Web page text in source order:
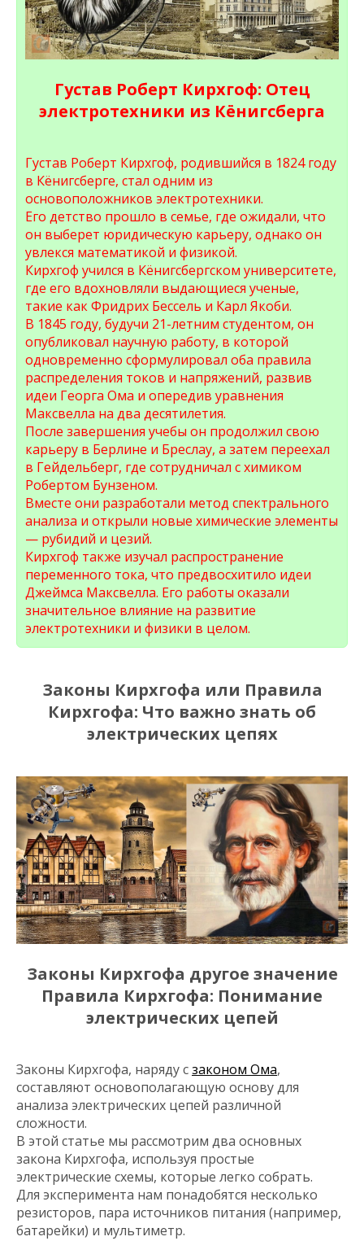
Густав Роберт Кирхгоф: Отец
электротехники из Кёнигсберга
Густав Роберт Кирхгоф, родившийся в 1824 году
в Кёнигсберге, стал одним из
основоположников электротехники.
Его детство прошло в семье, где ожидали, что
он выберет юридическую карьеру, однако он
увлекся математикой и физикой.
Кирхгоф учился в Кёнигсбергском университете,
где его вдохновляли выдающиеся ученые,
такие как Фридрих Бессель и Карл Якоби.
В 1845 году, будучи 21-летним студентом, он
опубликовал научную работу, в которой
одновременно сформулировал оба правила
распределения токов и напряжений, развив
идеи Георга Ома и опередив уравнения
Максвелла на два десятилетия.
После завершения учебы он продолжил свою
карьеру в Берлине и Бреслау, а затем переехал
в Гейдельберг, где сотрудничал с химиком
Робертом Бунзеном.
Вместе они разработали метод спектрального
анализа и открыли новые химические элементы
— рубидий и цезий.
Кирхгоф также изучал распространение
переменного тока, что предвосхитило идеи
Джеймса Максвелла. Его работы оказали
значительное влияние на развитие
электротехники и физики в целом.
Законы Кирхгофа или Правила
Кирхгофа: Что важно знать об
электрических цепях
Законы Кирхгофа другое значение
Правила Кирхгофа: Понимание
электрических цепей
Законы Кирхгофа, наряду сзаконом Ома,
составляют основополагающую основу для
анализа электрических цепей различной
сложности.
В этой статье мы рассмотрим два основных
закона Кирхгофа, используя простые
электрические схемы, которые легко собрать.
Для эксперимента нам понадобятся несколько
резисторов, пара источников питания (например,
батарейки) и мультиметр.